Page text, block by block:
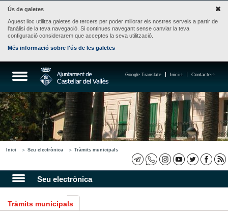
Ús de galetes
Aquest lloc utilitza galetes de tercers per poder millorar els nostres serveis a partir de
l'anàlisi de la teva navegació. Si continues navegant sense canviar la teva
configuració considerarem que acceptes la seva utilització.
Més informació sobre l'ús de les galetes
Contacte
Inici
Google Translate
Inici Seu electrònica Tràmits municipals
Seu electrònica
Tràmits municipals